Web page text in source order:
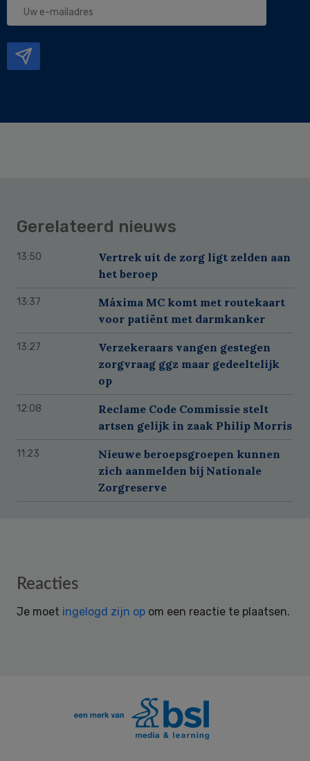
Gerelateerd nieuws
13:50
Vertrek uit de zorg ligt zelden aan
het beroep
13:37
Máxima MC komt met routekaart
voor patiënt met darmkanker
13:27
Verzekeraars vangen gestegen
zorgvraag ggz maar gedeeltelijk
op
12:08
Reclame Code Commissie stelt
artsen gelijk in zaak Philip Morris
11:23
Nieuwe beroepsgroepen kunnen
zich aanmelden bij Nationale
Zorgreserve
Reader
Reacties
Je moet ingelogd zijn op om een reactie te plaatsen.